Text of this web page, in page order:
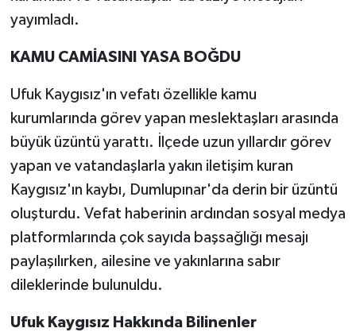
yayımladı.
KAMU CAMİASINI YASA BOĞDU
Ufuk Kaygısız'ın vefatı özellikle kamu
kurumlarında görev yapan meslektaşları arasında
büyük üzüntü yarattı. İlçede uzun yıllardır görev
yapan ve vatandaşlarla yakın iletişim kuran
Kaygısız'ın kaybı, Dumlupınar'da derin bir üzüntü
oluşturdu. Vefat haberinin ardından sosyal medya
platformlarında çok sayıda başsağlığı mesajı
paylaşılırken, ailesine ve yakınlarına sabır
dileklerinde bulunuldu.
Ufuk Kaygısız Hakkında Bilinenler